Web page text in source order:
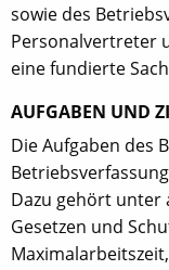
sowie des
Personalvertreter
eine fundierte
AUFGABEN UND
Die Aufgaben des
Dazu gehört unter
Gesetzen und